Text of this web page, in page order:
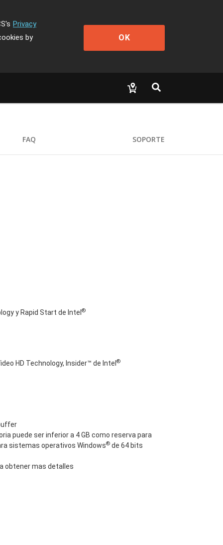
Privacy
by
OK
FAQ SOPORTE
y Rapid Start de Intel ®
HD Technology, Insider™ de Intel ®
puede ser inferior a 4 GB como reserva para
sistemas operativos Windows® de 64 bits
obtener mas detalles